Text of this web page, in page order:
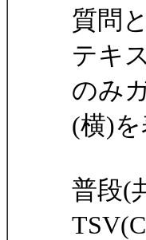
質問
テキ
のみ
(横)
普段(